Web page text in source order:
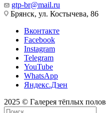
gtp-br@mail.ru
Брянск, ул. Костычева, 86
Вконтакте
Facebook
Instagram
Telegram
YouTube
WhatsApp
Яндекс.Дзен
2025 © Галерея тёплых полов